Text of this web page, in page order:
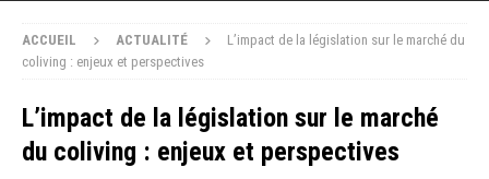
ACCUEIL ACTUALITÉ
L’impact de la législation sur le marché du
coliving : enjeux et perspectives
L’impact de la législation sur le marché
du coliving : enjeux et perspectives